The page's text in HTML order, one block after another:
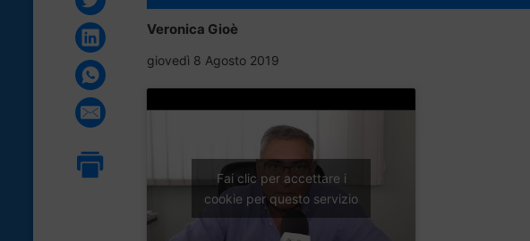
Veronica Gioè
giovedì 8 Agosto 2019
Fai clic per accettare i
cookie per questo servizio